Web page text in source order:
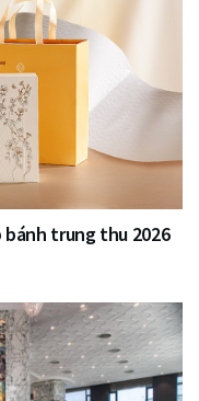
bánh trung thu 2026